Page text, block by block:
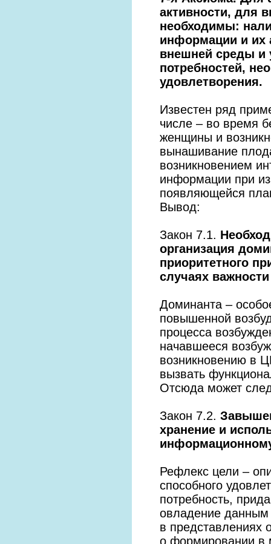
активности, для
необходимы:
информации и их
внешней среды и
потребностей,
удовлетворения.
Известен ряд
числе – во время
женщины и
вынашивание
возникновением
информации при
появляющейся
Вывод:
Закон 7.1.
организация
приоритетного
случаях
Доминанта –
повышенной
процесса
начавшееся
возникновению в
вызвать
Отсюда может
Закон 7.2.
хранение и
Рефлекс цели –
способного
потребность,
овладение данным
в представлениях
о формировании в